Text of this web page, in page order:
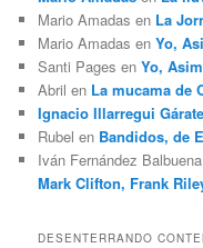
Mario Amadas en La
Mario Amadas enYo,
Santi Pages enYo,
Abril en La mucama de
Ignacio Illarregui Gárate
Rubel en Bandidos, de
Iván Fernández Balbuena
Mark Clifton, Frank
DESENTERRANDO